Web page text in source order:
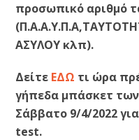
προσωπικό αριθμό
ΑΣΥΛΟΥ κλπ).
Δείτε ΕΔΩ τι ώρα
γήπεδα μπάσκετ
Σάββατο 9/4/2022
test.